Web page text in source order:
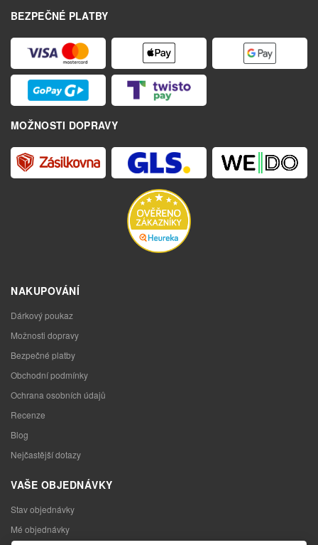
BEZPEČNÉ PLATBY
MOŽNOSTI DOPRAVY
NAKUPOVÁNÍ
Dárkový poukaz
Možnosti dopravy
Bezpečné platby
Obchodní podmínky
Ochrana osobních údajů
Recenze
Blog
Nejčastější dotazy
VAŠE OBJEDNÁVKY
Stav objednávky
Mé objednávky